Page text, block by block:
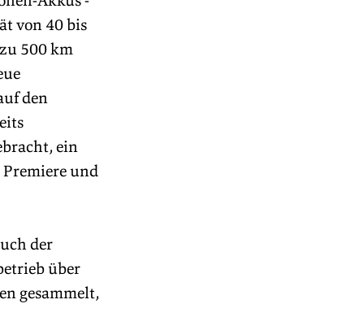
von 40 bis
500 km
den
ein
und
der
über
gesammelt,